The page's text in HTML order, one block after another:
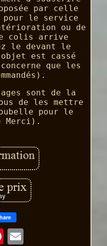
par celle
pour le service
ou de
colis arrive
le devant le
est cassé
que les
sont de la
de les mettre
pour le
Merci).